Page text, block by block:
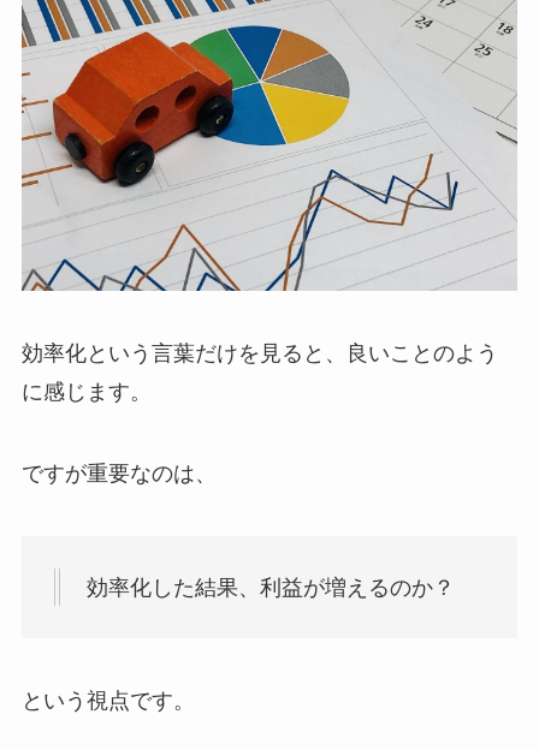
効率化という言葉だけを見ると、良いことのよう
に感じます。
ですが重要なのは、
効率化した結果、利益が増えるのか？
という視点です。